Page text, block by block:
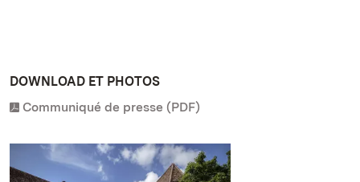
DOWNLOAD ET PHOTOS
Communiqué de presse (PDF)